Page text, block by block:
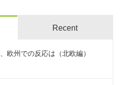
Recent
欧州での反応は（北欧編）